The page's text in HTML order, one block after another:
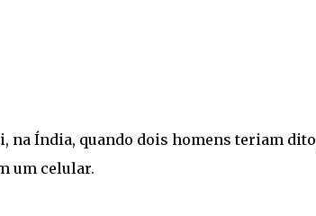
na Índia, quando dois homens teriam dito
um celular.